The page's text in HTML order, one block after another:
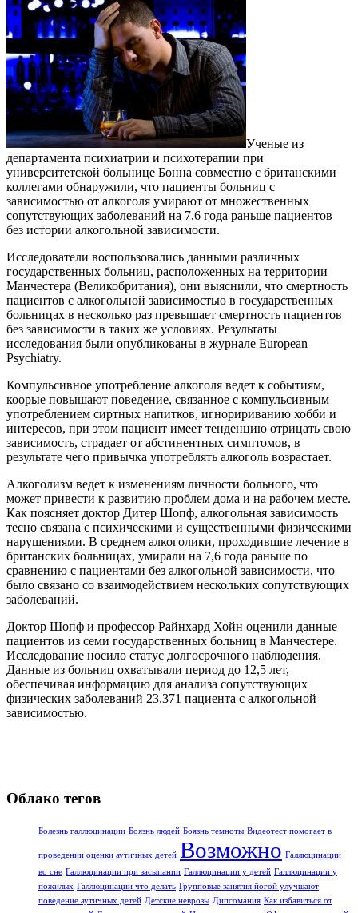
Ученые из
департамента психиатрии и психотерапии при
университетской больнице Бонна совместно с британскими
коллегами обнаружили, что пациенты больниц с
зависимостью от алкоголя умирают от множественных
сопутствующих заболеваний на 7,6 года раньше пациентов
без истории алкогольной зависимости.
Исследователи воспользовались данными различных
государственных больниц, расположенных на территории
Манчестера (Великобритания), они выяснили, что смертность
пациентов с алкогольной зависимостью в государственных
больницах в несколько раз превышает смертность пациентов
без зависимости в таких же условиях. Результаты
исследования были опубликованы в журнале European
Psychiatry.
Компульсивное употребление алкоголя ведет к событиям,
коорые повышают поведение, связанное с компульсивным
употреблением сиртных напитков, игноририванию хобби и
интересов, при этом пациент имеет тенденцию отрицать свою
зависимость, страдает от абстинентных симптомов, в
результате чего привычка употреблять алкоголь возрастает.
Алкоголизм ведет к изменениям личности больного, что
может привести к развитию проблем дома и на рабочем месте.
Как поясняет доктор Дитер Шопф, алкогольная зависимость
тесно связана с психическими и существенными физическими
нарушениями. В среднем алкоголики, проходившие лечение в
британских больницах, умирали на 7,6 года раньше по
сравнению с пациентами без алкогольной зависимости, что
было связано со взаимодействием нескольких сопутствующих
заболеваний.
Доктор Шопф и профессор Райнхард Хойн оценили данные
пациентов из семи государственных больниц в Манчестере.
Исследование носило статус долгосрочного наблюдения.
Данные из больниц охватывали период до 12,5 лет,
обеспечивая информацию для анализа сопутствующих
физических заболеваний 23.371 пациента с алкогольной
зависимостью.
Облако тегов
Болезнь галлюцинации Боязнь людей Боязнь темноты Видеотест помогает в
проведении оценки аутичных детей Возможно Галлюцинации
во сне Галлюцинации при засыпании Галлюцинации у детей Галлюцинации у
пожилых Галлюцинации что делать Групповые занятия йогой улучшают
поведение аутичных детей Детские неврозы Дипсомания Как избавиться от